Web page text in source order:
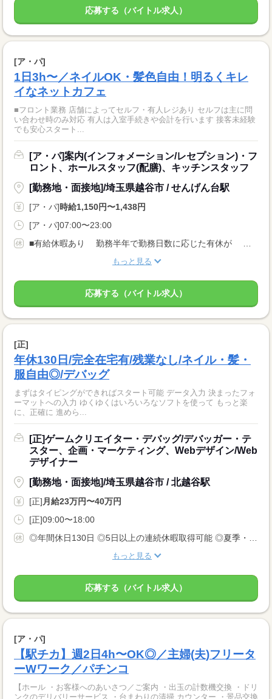
応募する（バイトル求人）
[ア・パ]
1日3h〜／ネイルOK・髪色自由！明るくキレ
イなネットカフェ
■フロント業務 店舗によってセルフ・有人レジあり セルフは主に問
い合わせ時のみ対応 有人は入室手続きや会計を行います 接客未経験
でも安心スタート...
[ア・パ]案内(インフォメーション/レセプション)・フ
ロント、ホールスタッフ(配膳)、キッチンスタッフ
[勤務地・面接地]/埼玉県越谷市 / せんげん台駅
[ア・パ]時給1,150円〜1,438円
[ア・パ]07:00〜23:00
もっと見る
応募する（バイトル求人）
[正]
年休130日/完全在宅有/残業なし/ネイル・髪・
服自由◎/デバッグ
まずはタイピングができればスタート可能 データ入力 決まったフォ
ーマットへの入力 ゆくゆくはいろいろなソフトを使って もっと楽
に、正確に 進めら...
[正]ゲームクリエイター・デバッグ/デバッガー・テ
スター、企画・マーケティング、Webデザイン/Web
デザイナー
[勤務地・面接地]/埼玉県越谷市 / 北越谷駅
[正] 月給23万円〜40万円
[正]09:00〜18:00
もっと見る
応募する（バイトル求人）
[ア・パ]
【駅チカ】週2日4h〜OK◎／主婦(夫)フリータ
ーWワーク／パチンコ
【ホール ・お客様へのあいさつ／ご案内 ・出玉の計数機交換 ・ドリ
ンクのデリバリーサービス ・台まわりの清掃 カウンター ・景品交換